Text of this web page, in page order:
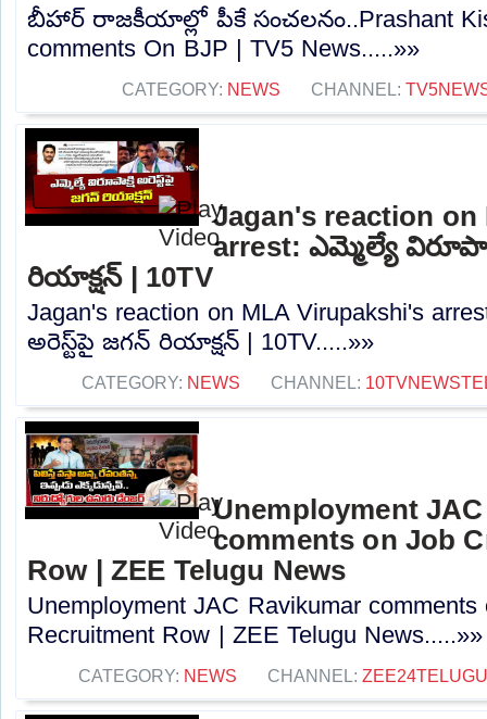
బీహార్ రాజకీయాల్లో పీకే సంచలనం..Prashant
comments On BJP | TV5 News.....»»
CATEGORY: NEWS CHANNEL:
Jagan's reaction
arrest: ఎమ్మెల్యే
రియాక్షన్‌ | 10TV
Jagan's reaction on MLA Virupakshi's
అరెస్ట్‌పై జగన్‌ రియాక్షన్‌ | 10TV.....»»
CATEGORY: NEWS CHANNEL:
Unemployment
comments on Job
Row | ZEE Telugu News
Unemployment JAC Ravikumar
Recruitment Row | ZEE Telugu News.....»»
CATEGORY: NEWS CHANNEL: